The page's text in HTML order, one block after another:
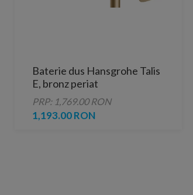
Baterie dus Hansgrohe Talis
E, bronz periat
PRP: 1,769.00 RON
1,193.00 RON